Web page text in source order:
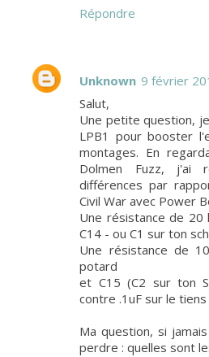
Répondre
Unknown 9 février
Salut,
Une petite question,
LPB1 pour booster
montages. En
Dolmen Fuzz, j'ai
différences par
Civil War avec Power
Une résistance de
C14 - ou C1 sur ton
Une résistance de
potard
et C15 (C2 sur ton
contre .1uF sur le tiens
Ma question, si
perdre : quelles sont